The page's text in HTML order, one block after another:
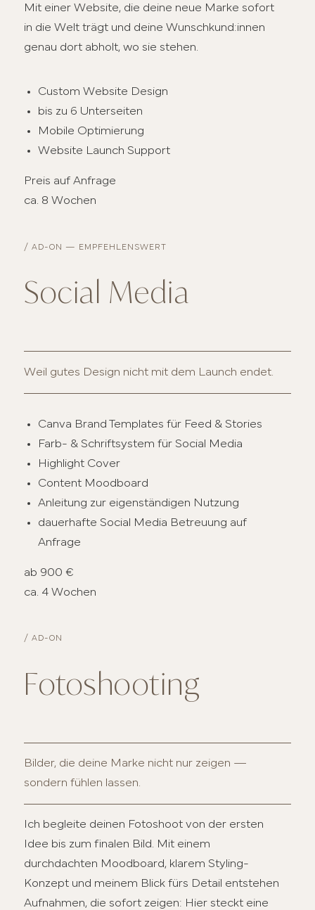
Mit einer Website, die deine neue Marke sofort
in die Welt trägt und deine Wunschkund:innen
genau dort abholt, wo sie stehen.
Custom Website Design
bis zu 6 Unterseiten
Mobile Optimierung
Website Launch Support
Preis auf Anfrage
ca. 8 Wochen
/ AD-ON — EMPFEHLENSWERT
Social Media
Weil gutes Design nicht mit dem Launch endet.
Canva Brand Templates für Feed & Stories
Farb- & Schriftsystem für Social Media
Highlight Cover
Content Moodboard
Anleitung zur eigenständigen Nutzung
dauerhafte Social Media Betreuung auf
Anfrage
ab 900 €
ca. 4 Wochen
/ AD-ON
Fotoshooting
Bilder, die deine Marke nicht nur zeigen —
sondern fühlen lassen.
Ich begleite deinen Fotoshoot von der ersten
Idee bis zum finalen Bild. Mit einem
durchdachten Moodboard, klarem Styling-
Konzept und meinem Blick fürs Detail entstehen
Aufnahmen, die sofort zeigen: Hier steckt eine